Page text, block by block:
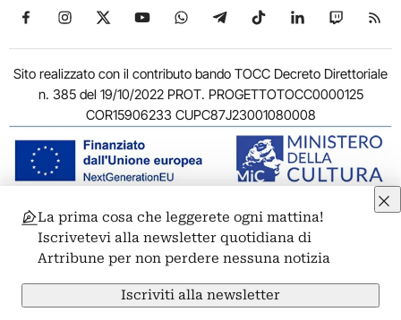
Seguici su Facebook
Seguici su Instagram
Seguici su X
Seguici su YouTube
Seguici su WhatsApp
Seguici su Telegram
Seguici su TikTok
Seguici su
Seguici
Sito realizzato con il contributo bando TOCC Decreto Direttoriale
n. 385 del 19/10/2022 PROT. PROGETTOTOCC0000125
COR15906233 CUPC87J23001080008
© 2011-2026 ARTRIBUNE srl – Corso Vittorio Emanuele II, 287 –
00186 Roma - P.I. 11381581005
Privacy: Responsabile della protezione dei dati personali
ARTRIBUNE srl – Corso Vittorio Emanuele II, 287 – 00186 Roma
Termini e condizioniPrivacy PolicyCookie PolicyCredits
La prima cosa che leggerete ogni mattina!
Iscrivetevi alla newsletter quotidiana di
Artribune per non perdere nessuna notizia
Iscriviti alla newsletter